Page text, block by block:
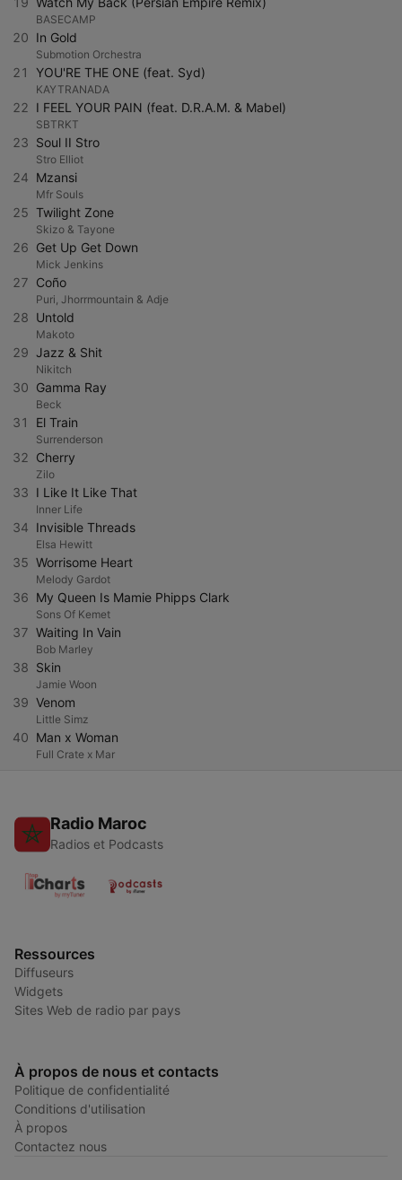
BASECAMP
20 In Gold
Submotion Orchestra
21 YOU'RE THE ONE (feat. Syd)
KAYTRANADA
22 I FEEL YOUR PAIN (feat. D.R.A.M. & Mabel)
SBTRKT
23 Soul II Stro
Stro Elliot
24 Mzansi
Mfr Souls
25 Twilight Zone
Skizo & Tayone
26 Get Up Get Down
Mick Jenkins
27 Coño
Puri, Jhorrmountain & Adje
28 Untold
Makoto
29 Jazz & Shit
Nikitch
30 Gamma Ray
Beck
31 El Train
Surrenderson
32 Cherry
Zilo
33 I Like It Like That
Inner Life
34 Invisible Threads
Elsa Hewitt
35 Worrisome Heart
Melody Gardot
36 My Queen Is Mamie Phipps Clark
Sons Of Kemet
37 Waiting In Vain
Bob Marley
38 Skin
Jamie Woon
39 Venom
Little Simz
40 Man x Woman
Full Crate x Mar
Radio Maroc
Radios et Podcasts
Ressources
Diffuseurs
Widgets
Sites Web de radio par pays
À propos de nous et contacts
Politique de confidentialité
Conditions d'utilisation
À propos
Contactez nous